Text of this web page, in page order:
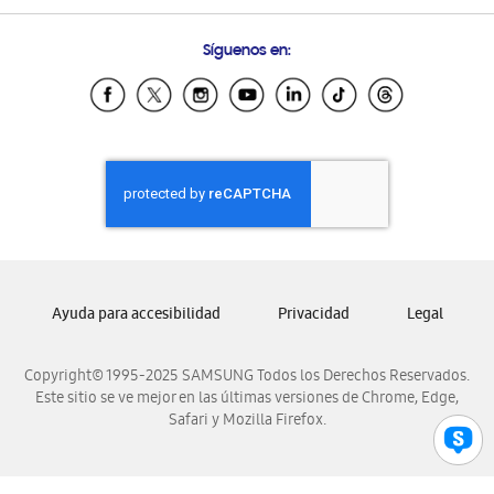
Samsung Ecuador
Samsung El Salvador
Samsung Honduras
Samsung Nicaragua
Samsung Panamá
Samsung Venezuela
Síguenos en:
Copyright© 1995-2025 SAMSUNG Todos los Derechos Reservados.
Este sitio se ve mejor en las últimas versiones de Chrome, Edge,
Safari y Mozilla Firefox.
Ayuda para accesibilidad Privacidad Legal